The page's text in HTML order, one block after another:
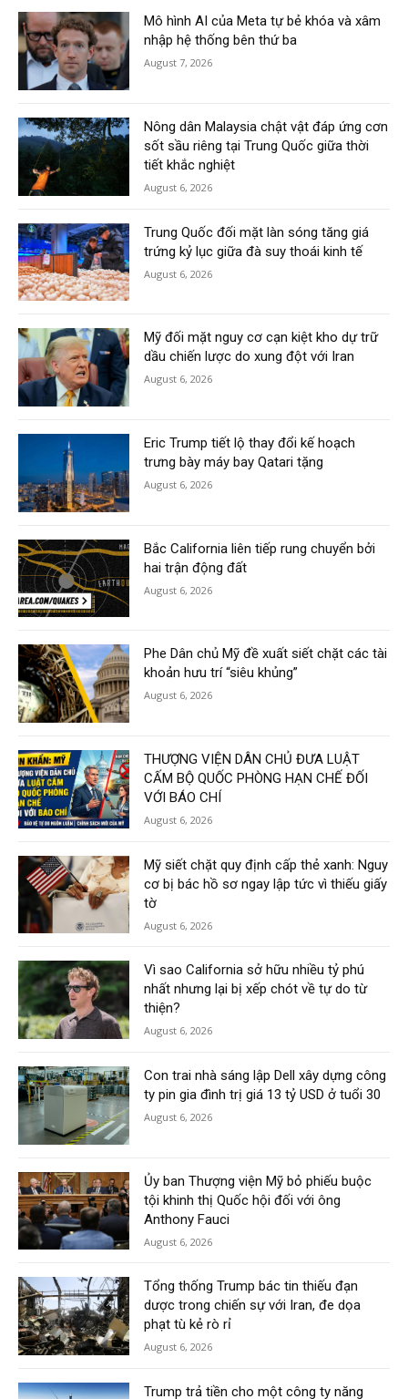
Mô hình AI của Meta tự bẻ khóa và xâm
nhập hệ thống bên thứ ba
August 7, 2026
Nông dân Malaysia chật vật đáp ứng cơn
sốt sầu riêng tại Trung Quốc giữa thời
tiết khắc nghiệt
August 6, 2026
Trung Quốc đối mặt làn sóng tăng giá
trứng kỷ lục giữa đà suy thoái kinh tế
August 6, 2026
Mỹ đối mặt nguy cơ cạn kiệt kho dự trữ
dầu chiến lược do xung đột với Iran
August 6, 2026
Eric Trump tiết lộ thay đổi kế hoạch
trưng bày máy bay Qatari tặng
August 6, 2026
Bắc California liên tiếp rung chuyển bởi
hai trận động đất
August 6, 2026
Phe Dân chủ Mỹ đề xuất siết chặt các tài
khoản hưu trí “siêu khủng”
August 6, 2026
THƯỢNG VIỆN DÂN CHỦ ĐƯA LUẬT
CẤM BỘ QUỐC PHÒNG HẠN CHẾ ĐỐI
VỚI BÁO CHÍ
August 6, 2026
Mỹ siết chặt quy định cấp thẻ xanh: Nguy
cơ bị bác hồ sơ ngay lập tức vì thiếu giấy
tờ
August 6, 2026
Vì sao California sở hữu nhiều tỷ phú
nhất nhưng lại bị xếp chót về tự do từ
thiện?
August 6, 2026
Con trai nhà sáng lập Dell xây dựng công
ty pin gia đình trị giá 13 tỷ USD ở tuổi 30
August 6, 2026
Ủy ban Thượng viện Mỹ bỏ phiếu buộc
tội khinh thị Quốc hội đối với ông
Anthony Fauci
August 6, 2026
Tổng thống Trump bác tin thiếu đạn
dược trong chiến sự với Iran, đe dọa
phạt tù kẻ rò rỉ
August 6, 2026
Trump trả tiền cho một công ty năng